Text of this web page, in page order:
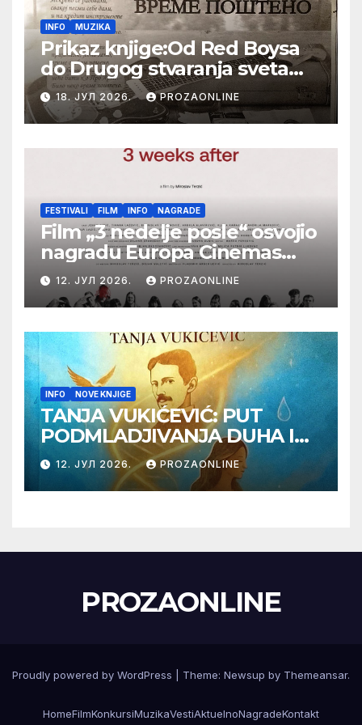
INFO MUZIKA
Prikaz knjige:Od Red Boysa
do Drugog stvaranja sveta
(bilo neko vreme pošteno)
(autor- Zlatomira Sremca,
Botoš 2022. godine,
samizdat)
18. ЈУЛ 2026. PROZAONLINE
FESTIVALI FILM INFO NAGRADE
Film „3 nedelje posle“ osvojio
nagradu Europa Cinemas
Label na Filmskom festivalu
u Karlovim Varima
12. ЈУЛ 2026. PROZAONLINE
INFO NOVE KNJIGE
TANJA VUKIĆEVIĆ: PUT
PODMLADJIVANJA DUHA I
TELA SA TESLOM
12. ЈУЛ 2026. PROZAONLINE
PROZAONLINE
Proudly powered by WordPress Theme: Newsup by Themeansar.
HomeFilmKonkursiMuzikaVestiAktuelnoNagradeKontakt